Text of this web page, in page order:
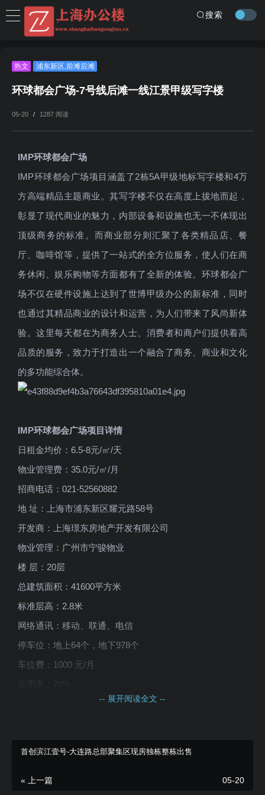
搜索
热文 浦东新区,前滩后滩
环球都会广场-7号线后滩一线江景甲级写字楼
05-20 / 1287 阅读
IMP环球都会广场
IMP环球都会广场项目涵盖了2栋5A甲级地标写字楼和4万
方高端精品主题商业。其写字楼不仅在高度上拔地而起，
彰显了现代商业的魅力，内部设备和设施也无一不体现出
顶级商务的标准。而商业部分则汇聚了各类精品店、餐
厅、咖啡馆等，提供了一站式的全方位服务，使人们在商
务休闲、娱乐购物等方面都有了全新的体验。环球都会广
场不仅在硬件设施上达到了世博甲级办公的新标准，同时
也通过其精品商业的设计和运营，为人们带来了风尚新体
验。这里每天都在为商务人士、消费者和商户们提供着高
品质的服务，致力于打造出一个融合了商务、商业和文化
的多功能综合体。
IMP环球都会广场项目详情
日租金均价：6.5-8元/㎡/天
物业管理费：35.0元/㎡/月
招商电话：021-52560882
地 址：上海市浦东新区耀元路58号
开发商：上海璟东房地产开发有限公司
物业管理：广州市宁骏物业
楼 层：20层
总建筑面积：41600平方米
标准层高：2.8米
网络通讯：移动、联通、电信
停车位：地上64个，地下978个
车位费：1000 元/月
-- 展开阅读全文 --
首创滨江壹号-大连路总部聚集区现房独栋整栋出售
« 上一篇 05-20